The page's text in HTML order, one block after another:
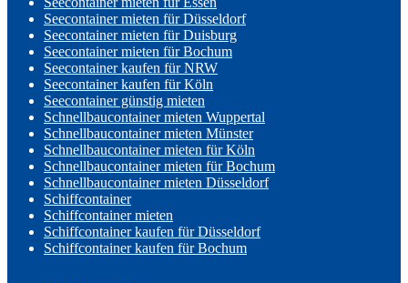
Seecontainer mieten für Düsseldorf
Seecontainer mieten für Duisburg
Seecontainer mieten für Bochum
Seecontainer kaufen für NRW
Seecontainer kaufen für Köln
Seecontainer günstig mieten
Schnellbaucontainer mieten Wuppertal
Schnellbaucontainer mieten Münster
Schnellbaucontainer mieten für Köln
Schnellbaucontainer mieten für Bochum
Schnellbaucontainer mieten Düsseldorf
Schiffcontainer
Schiffcontainer mieten
Schiffcontainer kaufen für Düsseldorf
Schiffcontainer kaufen für Bochum